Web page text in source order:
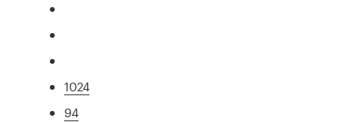
1024
94